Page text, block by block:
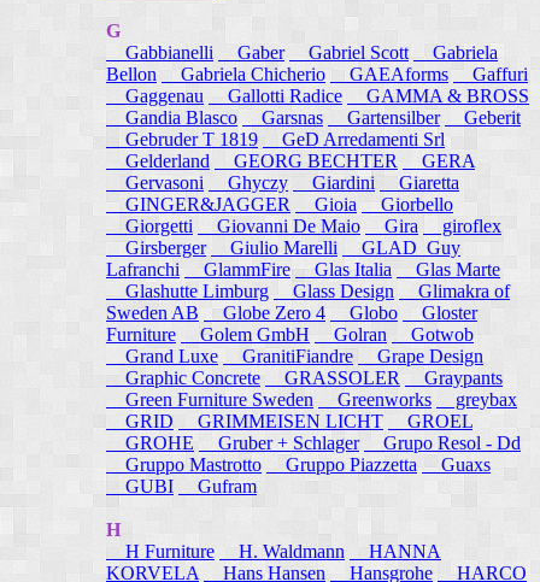
G
Gabbianelli
Gaber Gabriel Scott
Gabriela
Bellon
Gabriela Chicherio GAEAforms
Gaffuri
Gaggenau
Gallotti Radice
GAMMA & BROSS
Gandia Blasco
Garsnas Gartensilber
Geberit
Gebruder T 1819
GeD Arredamenti Srl
Gelderland
GEORG BECHTER
GERA
Gervasoni
Ghyczy Giardini
Giaretta
GINGER&JAGGER
Gioia
Giorbello
Giorgetti
Giovanni De Maio Gira
giroflex
Girsberger
Giulio Marelli
GLAD_Guy
Lafranchi
GlammFire Glas Italia
Glas Marte
Glashutte Limburg
Glass Design
Glimakra of
Sweden AB
Globe Zero 4 Globo
Gloster
Furniture
Golem GmbH Golran
Gotwob
Grand Luxe
GranitiFiandre
Grape Design
Graphic Concrete
GRASSOLER
Graypants
Green Furniture Sweden
Greenworks
greybax
GRID
GRIMMEISEN LICHT
GROEL
GROHE
Gruber + Schlager
Grupo Resol - Dd
Gruppo Mastrotto
Gruppo Piazzetta
Guaxs
GUBI
Gufram
H
H Furniture
H. Waldmann
HANNA
KORVELA
Hans Hansen Hansgrohe HARCO